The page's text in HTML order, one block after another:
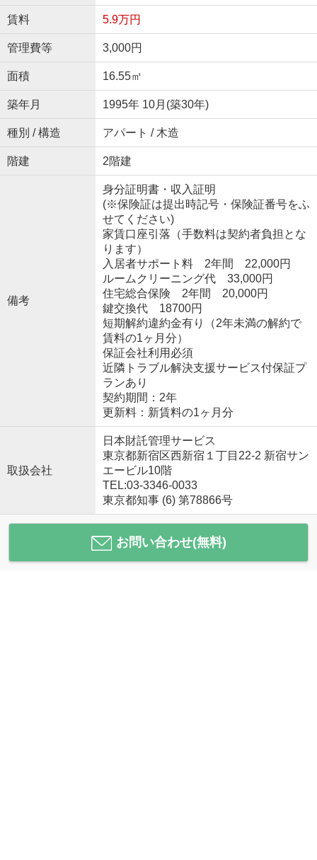
賃料 5.9万円
管理費等 3,000円
面積 16.55㎡
築年月 1995年 10月(築30年)
種別 / 構造 アパート / 木造
階建 2階建
備考
身分証明書・収入証明
(※保険証は提出時記号・保険証番号をふ
せてください)
家賃口座引落（手数料は契約者負担とな
ります）
入居者サポート料 2年間 22,000円
ルームクリーニング代 33,000円
住宅総合保険 2年間 20,000円
鍵交換代 18700円
短期解約違約金有り（2年未満の解約で
賃料の1ヶ月分）
保証会社利用必須
近隣トラブル解決支援サービス付保証プ
ランあり
契約期間：2年
更新料：新賃料の1ヶ月分
取扱会社
日本財託管理サービス
東京都新宿区西新宿１丁目22-2 新宿サン
エービル10階
TEL:03-3346-0033
東京都知事 (6) 第78866号
お問い合わせ(無料)